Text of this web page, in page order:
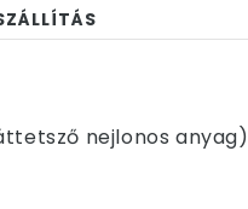
nejlonos anyag)